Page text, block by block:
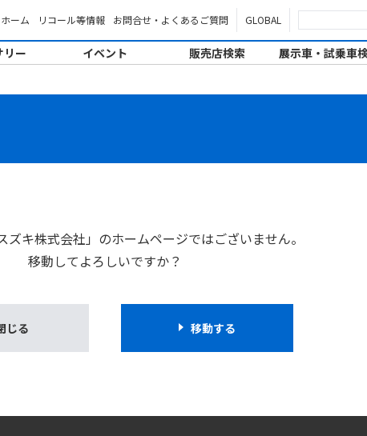
ホーム リコール等情報 お問合せ・よくあるご質問 GLOBAL
リー イベント 販売店検索 展示車・試乗車
ズキ株式会社」のホームページではございません。
移動してよろしいですか？
じる 移動する